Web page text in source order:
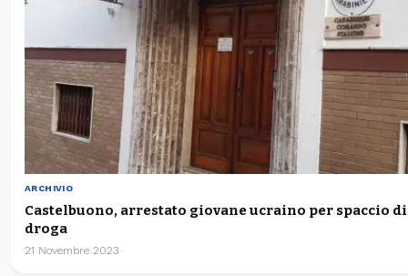
ARCHIVIO
Castelbuono, arrestato giovane ucraino per spaccio di
droga
21 Novembre 2023